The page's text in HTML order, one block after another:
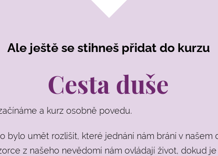
Ale ještě se stihneš přidat do kurzu
Cesta duše
a kurz osobně povedu.
bylo umět rozlišit, které jednání nám brání v našem
z našeho nevědomí nám ovládají život, dokud je